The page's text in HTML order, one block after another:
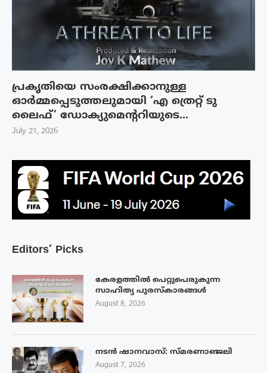
Editors’ Picks
കേരളത്തിൽ പെറ്റുപെരുകുന്ന
സാഹിത്യ പുരസ്‌കാരങ്ങൾ
August 8, 2026
നടൻ ഷാനവാസ്: സ്മരണാഞ്ജലി
August 7, 2026
പ്രകൃതിയെ സംരക്ഷിക്കാനുള്ള
ഓർമ്മപ്പെടുത്തലുമായി ‘എ ത്രെറ്റ് ടു
ലൈഫ്’ ഡോക്യുമെന്ററിയുടെ...
July 21, 2026